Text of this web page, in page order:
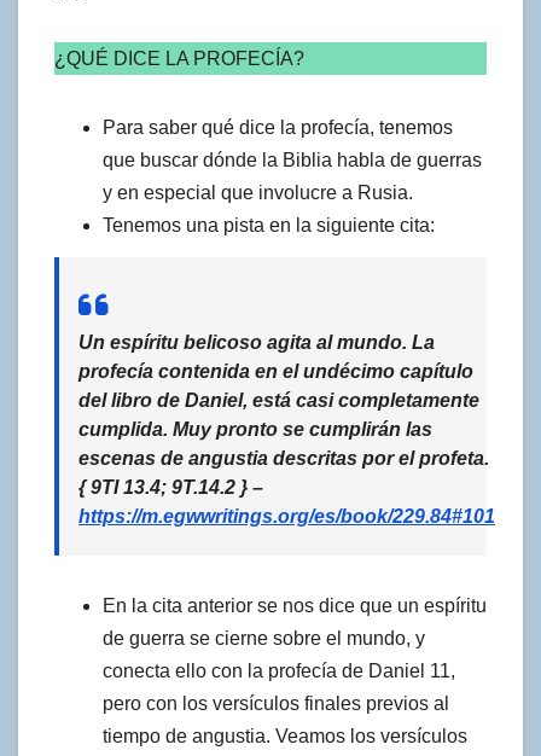
¿QUÉ DICE LA PROFECÍA?
Para saber qué dice la profecía, tenemos
que buscar dónde la Biblia habla de guerras
y en especial que involucre a Rusia.
Tenemos una pista en la siguiente cita:
Un espíritu belicoso agita al mundo. La
profecía contenida en elundécimo capítulo
del libro de Daniel, está casi completamente
cumplida. Muy pronto se cumplirán las
escenas de angustia descritas por el profeta.
{ 9TI 13.4; 9T.14.2 } –
https://m.egwwritings.org/es/book/229.84#101
En la cita anterior se nos dice que un espíritu
de guerra se cierne sobre el mundo, y
conecta ello con la profecía de Daniel 11,
pero con los versículos finales previos al
tiempo de angustia. Veamos los versículos